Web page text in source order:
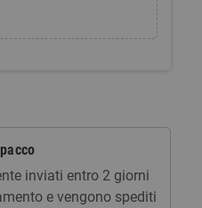
inviati entro 2 giorni
e vengono spediti